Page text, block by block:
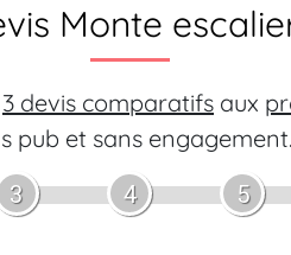
Monte
3 devis comparatifs aux
pub et sans engagement.
3 4 5